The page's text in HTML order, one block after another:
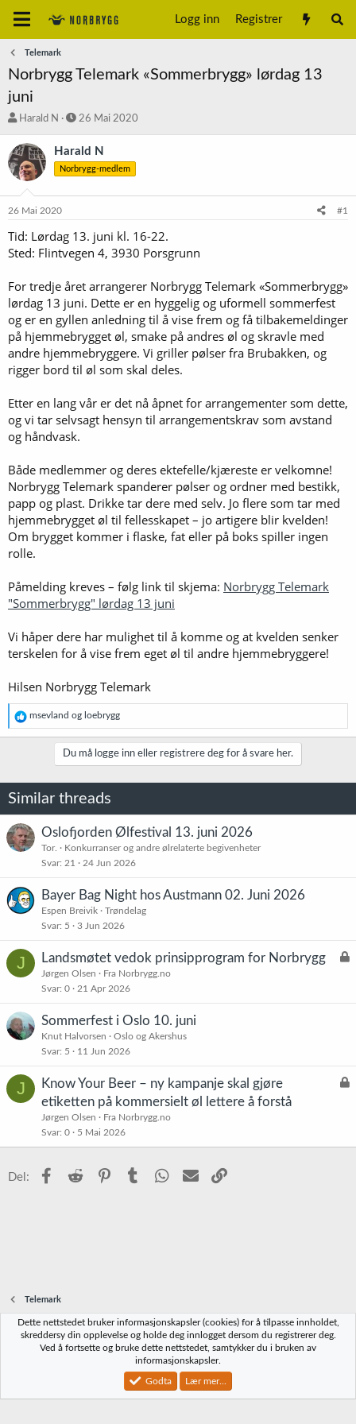
Logg inn Registrer
Telemark
Norbrygg Telemark «Sommerbrygg» lørdag 13
juni
T
å
d
s
t
r
Harald N
S
a
r
t
o
26 Mai 2020
Harald N
Norbrygg-medlem
26 Mai 2020 #1
Tid: Lørdag 13. juni kl. 16-22.
Sted: Flintvegen 4, 3930 Porsgrunn
For tredje året arrangerer Norbrygg Telemark «Sommerbrygg»
lørdag 13 juni. Dette er en hyggelig og uformell sommerfest
og er en gyllen anledning til å vise frem og få tilbakemeldinger
på hjemmebrygget øl, smake på andres øl og skravle med
andre hjemmebryggere. Vi griller pølser fra Brubakken, og
rigger bord til øl som skal deles.
Etter en lang vår er det nå åpnet for arrangementer som dette,
og vi tar selvsagt hensyn til arrangementskrav som avstand
og håndvask.
Både medlemmer og deres ektefelle/kjæreste er velkomne!
Norbrygg Telemark spanderer pølser og ordner med bestikk,
papp og plast. Drikke tar dere med selv. Jo flere som tar med
hjemmebrygget øl til fellesskapet – jo artigere blir kvelden!
Om brygget kommer i flaske, fat eller på boks spiller ingen
rolle.
Påmelding kreves – følg link til skjema: Norbrygg Telemark
"Sommerbrygg" lørdag 13 juni
Vi håper dere har mulighet til å komme og at kvelden senker
terskelen for å vise frem eget øl til andre hjemmebryggere!
Hilsen Norbrygg Telemark
R
e
a
n
e
r
:
msevland og loebrygg
Du må logge inn eller registrere deg for å svare her.
Similar threads
Oslofjorden Ølfestival 13. juni 2026
Tor.
Konkurranser og andre ølrelaterte begivenheter
Svar 21 24 Jun 2026
Bayer Bag Night hos Austmann 02. Juni 2026
Espen Breivik
Trøndelag
Svar 5 3 Jun 2026
J
L
Landsmøtet vedok prinsipprogram for Norbrygg
Jørgen Olsen
Fra Norbrygg.no
Svar 0 21 Apr 2026
Sommerfest i Oslo 10. juni
Knut Halvorsen
Oslo og Akershus
Svar 5 11 Jun 2026
J
L
Know Your Beer – ny kampanje skal gjøre
etiketten på kommersielt øl lettere å forstå
Jørgen Olsen
Fra Norbrygg.no
Svar 0 5 Mai 2026
Del: Facebook
Reddit PinterestTumblr WhatsApp
E-post
Telemark
Norbrygg-default
Vilkår og regler Personvernregler
Community platform by XenForo® © 2010-2023 XenForo Ltd.
Dette nettstedet bruker informasjonskapsler (cookies) for å tilpasse innholdet,
skreddersy din opplevelse og holde deg innlogget dersom du registrerer deg.
Ved å fortsette og bruke dette nettstedet, samtykker du i bruken av
informasjonskapsler.
Godta Lær mer...